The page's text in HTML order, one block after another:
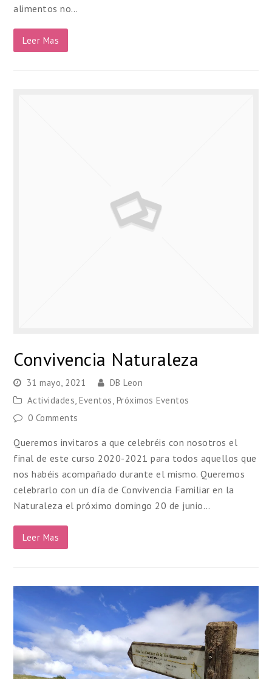
alimentos no…
Leer Mas
Convivencia Naturaleza
31 mayo, 2021
DB Leon
Actividades,Eventos, Próximos Eventos
0 Comments
Queremos invitaros a que celebréis con nosotros el
final de este curso 2020-2021 para todos aquellos que
nos habéis acompañado durante el mismo. Queremos
celebrarlo con un día de Convivencia Familiar en la
Naturaleza el próximo domingo 20 de junio…
Leer Mas